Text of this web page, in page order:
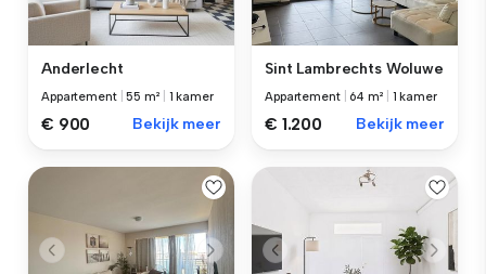
Anderlecht
Appartement |55 m² 1 kamer
€ 900 Bekijk meer
Sint Lambrechts Woluwe
Appartement 64 m² 1 kamer
€ 1.200 Bekijk meer